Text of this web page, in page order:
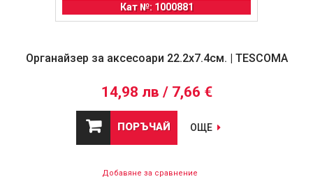
Кат №: 1000881
Органайзер за аксесоари 22.2x7.4см. | TESCOMA
14,98 лв / 7,66 €
ПОРЪЧАЙ ОЩЕ
Добавяне за сравнение